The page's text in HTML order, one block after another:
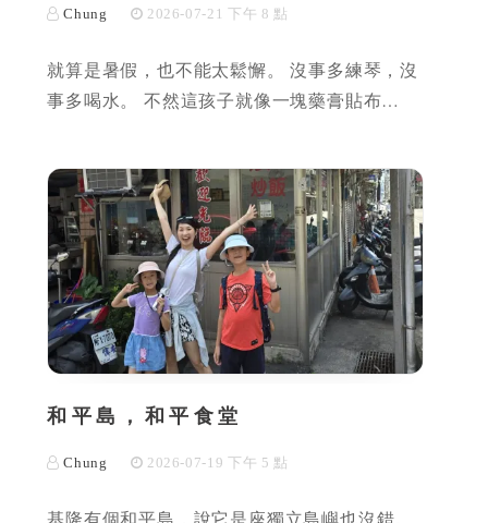
Chung 2026-07-21 下午 8 點
就算是暑假，也不能太鬆懈。 沒事多練琴，沒
事多喝水。 不然這孩子就像一塊藥膏貼布…
和平島，和平食堂
Chung 2026-07-19 下午 5 點
基隆有個和平島，說它是座獨立島嶼也沒錯。